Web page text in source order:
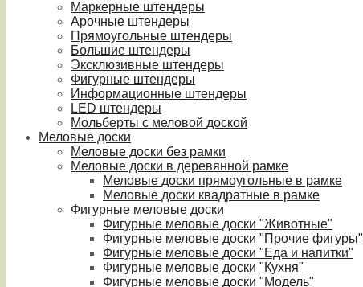
Маркерные штендеры
Арочные штендеры
Прямоугольные штендеры
Большие штендеры
Эксклюзивные штендеры
Фигурные штендеры
Информационные штендеры
LED штендеры
Мольберты с меловой доской
Меловые доски
Меловые доски без рамки
Меловые доски в деревянной рамке
Меловые доски прямоугольные в рамке
Меловые доски квадратные в рамке
Фигурные меловые доски
Фигурные меловые доски "Животные"
Фигурные меловые доски "Прочие фигуры"
Фигурные меловые доски "Еда и напитки"
Фигурные меловые доски "Кухня"
Фигурные меловые доски "Модель"